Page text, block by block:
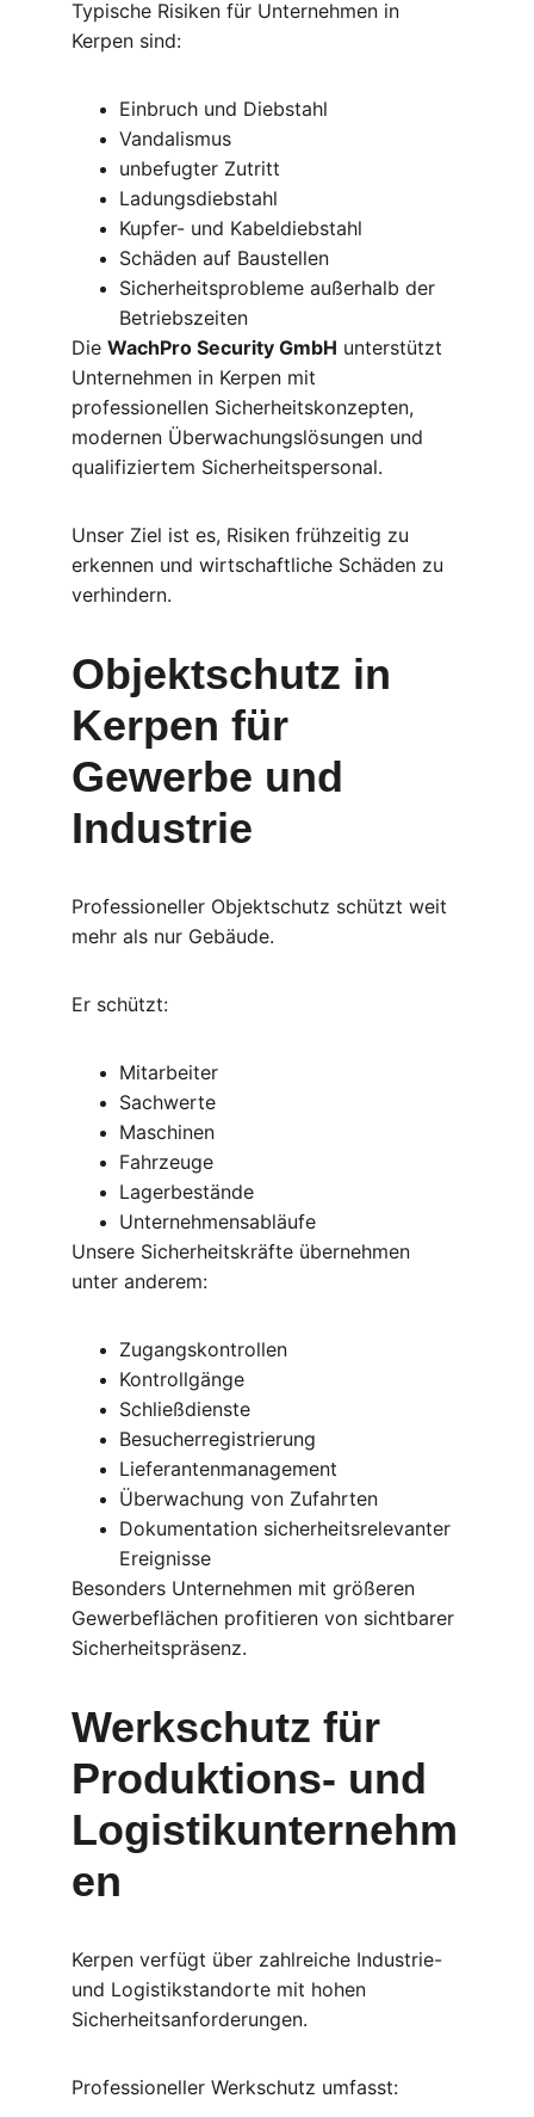
Typische Risiken für Unternehmen in
Kerpen sind:
Einbruch und Diebstahl
Vandalismus
unbefugter Zutritt
Ladungsdiebstahl
Kupfer- und Kabeldiebstahl
Schäden auf Baustellen
Sicherheitsprobleme außerhalb der
Betriebszeiten
Die WachPro Security GmbH unterstützt
Unternehmen in Kerpen mit
professionellen Sicherheitskonzepten,
modernen Überwachungslösungen und
qualifiziertem Sicherheitspersonal.
Unser Ziel ist es, Risiken frühzeitig zu
erkennen und wirtschaftliche Schäden zu
verhindern.
Objektschutz in
Kerpen für
Gewerbe und
Industrie
Professioneller Objektschutz schützt weit
mehr als nur Gebäude.
Er schützt:
Mitarbeiter
Sachwerte
Maschinen
Fahrzeuge
Lagerbestände
Unternehmensabläufe
Unsere Sicherheitskräfte übernehmen
unter anderem:
Zugangskontrollen
Kontrollgänge
Schließdienste
Besucherregistrierung
Lieferantenmanagement
Überwachung von Zufahrten
Dokumentation sicherheitsrelevanter
Ereignisse
Besonders Unternehmen mit größeren
Gewerbeflächen profitieren von sichtbarer
Sicherheitspräsenz.
Werkschutz für
Produktions- und
Logistikunternehm
en
Kerpen verfügt über zahlreiche Industrie-
und Logistikstandorte mit hohen
Sicherheitsanforderungen.
Professioneller Werkschutz umfasst: